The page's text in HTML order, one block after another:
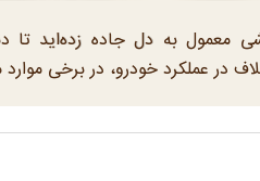
معمول به دل جاده زده‌اید
در عملکرد خودرو، در برخی